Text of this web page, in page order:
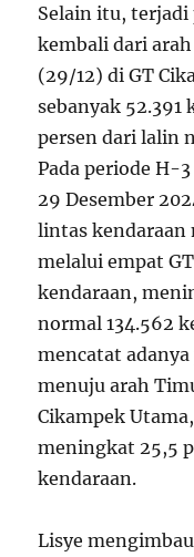
Selain itu,
kembali dari
(29/12) di GT
sebanyak 52.391
persen dari lalin
Pada periode H-
29 Desember
lintas kendaraan
melalui empat
kendaraan,
normal 134.562
mencatat
menuju arah
Cikampek
meningkat 25,5
kendaraan.
Lisye